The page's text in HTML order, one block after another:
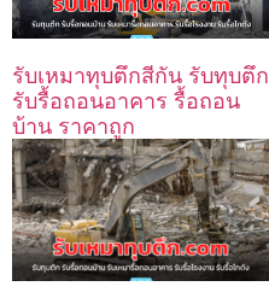
รับเหมาทุบตึกสีกัน รับทุบตึก
รับรื้อถอนอาคาร รื้อถอน
บ้าน ราคาถูก